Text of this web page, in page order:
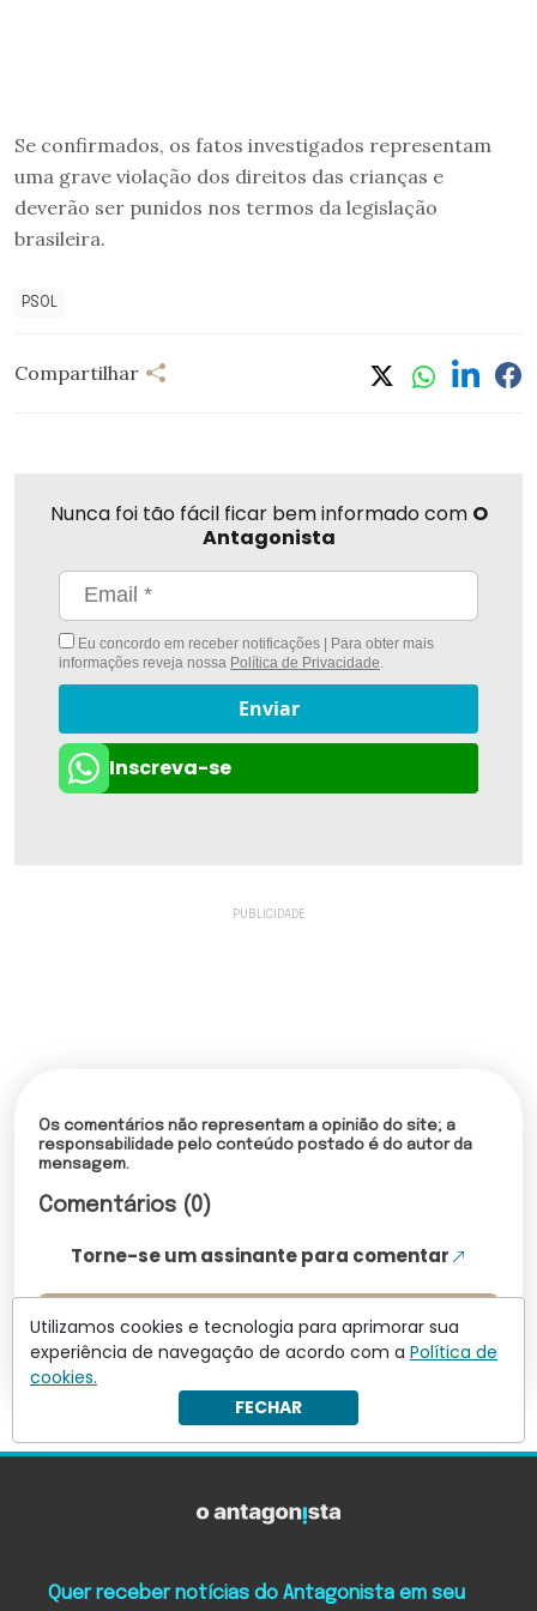
Se confirmados, os fatos investigados representam
uma grave violação dos direitos das crianças e
deverão ser punidos nos termos da legislação
brasileira.
PSOL
Compartilhar
Nunca foi tão fácil ficar bem informado com O
Antagonista
Eu concordo em receber notificações | Para obter mais
informações reveja nossa Política de Privacidade.
Enviar
Inscreva-se
Os comentários não representam a opinião do site; a
responsabilidade pelo conteúdo postado é do autor da
mensagem.
Comentários (0)
Torne-se um assinante para comentar
Leia mais comentários
Utilizamos cookies e tecnologia para aprimorar sua
experiência de navegação de acordo com a Política de
cookies.
FECHAR
Quer receber notícias do Antagonista em seu